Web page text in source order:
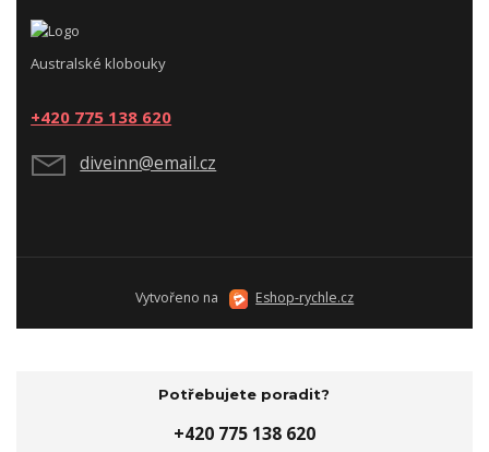
Australské klobouky
+420 775 138 620
diveinn@email.cz
Vytvořeno na Eshop-rychle.cz
Potřebujete poradit?
+420 775 138 620